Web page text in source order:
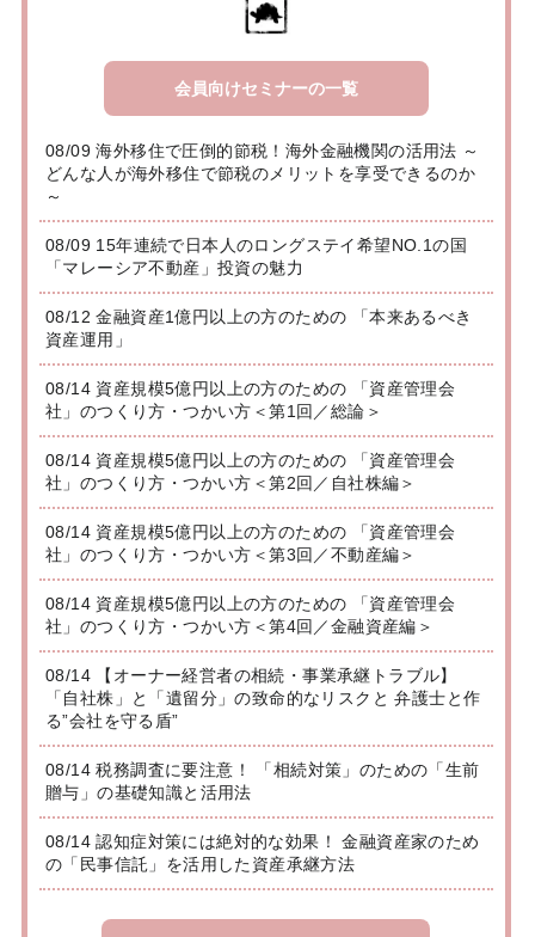
会員向けセミナーの一覧
08/09 海外移住で圧倒的節税！海外金融機関の活用法 ～
どんな人が海外移住で節税のメリットを享受できるのか
～
08/09 15年連続で日本人のロングステイ希望NO.1の国
「マレーシア不動産」投資の魅力
08/12 金融資産1億円以上の方のための 「本来あるべき
資産運用」
08/14 資産規模5億円以上の方のための 「資産管理会
社」のつくり方・つかい方＜第1回／総論＞
08/14 資産規模5億円以上の方のための 「資産管理会
社」のつくり方・つかい方＜第2回／自社株編＞
08/14 資産規模5億円以上の方のための 「資産管理会
社」のつくり方・つかい方＜第3回／不動産編＞
08/14 資産規模5億円以上の方のための 「資産管理会
社」のつくり方・つかい方＜第4回／金融資産編＞
08/14 【オーナー経営者の相続・事業承継トラブル】
「自社株」と「遺留分」の致命的なリスクと 弁護士と作
る”会社を守る盾”
08/14 税務調査に要注意！ 「相続対策」のための「生前
贈与」の基礎知識と活用法
08/14 認知症対策には絶対的な効果！ 金融資産家のため
の「民事信託」を活用した資産承継方法